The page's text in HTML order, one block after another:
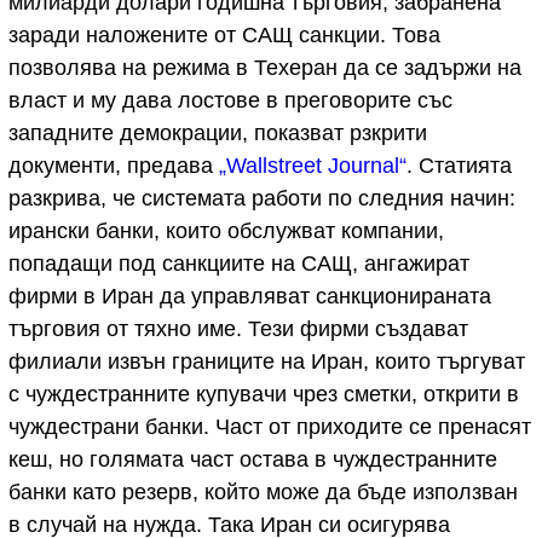
заради наложените от САЩ санкции. Това
позволява на режима в Техеран да се задържи на
власт и му дава лостове в преговорите със
западните демокрации, показват рзкрити
документи, предава „Wallstreet Journal“. Статията
разкрива, че системата работи по следния начин:
ирански банки, които обслужват компании,
попадащи под санкциите на САЩ, ангажират
фирми в Иран да управляват санкционираната
търговия от тяхно име. Тези фирми създават
филиали извън границите на Иран, които търгуват
с чуждестранните купувачи чрез сметки, открити в
чуждестрани банки. Част от приходите се пренасят
кеш, но голямата част остава в чуждестранните
банки като резерв, който може да бъде използван
в случай на нужда. Така Иран си осигурява